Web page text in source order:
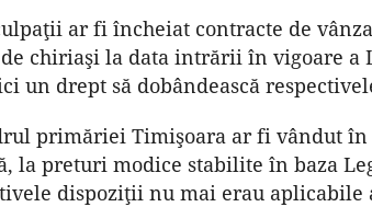
ar fi încheiat contracte de
chiriaşi la data intrării în vigoare a
un drept să dobândească
primăriei Timişoara ar fi vândut
la preturi modice stabilite în baza
dispoziţii nu mai erau aplicabile